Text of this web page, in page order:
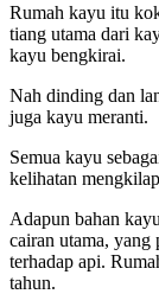
Rumah kayu itu
tiang utama dari
kayu bengkirai.
Nah dinding dan
juga kayu meranti.
Semua kayu
kelihatan
Adapun bahan
cairan utama, yang
terhadap api.
tahun.